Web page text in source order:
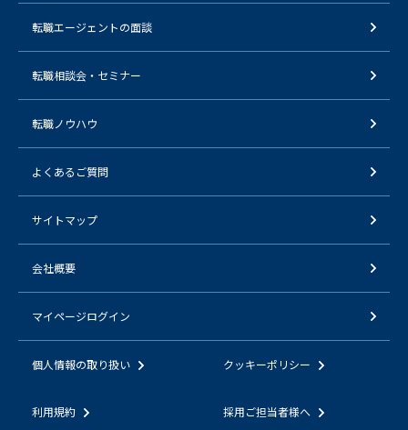
転職エージェントの面談
転職相談会・セミナー
転職ノウハウ
よくあるご質問
サイトマップ
会社概要
マイページログイン
個人情報の取り扱い クッキーポリシー
利用規約 採用ご担当者様へ